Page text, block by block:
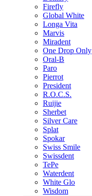
Firefly
Global White
Longa Vita
Marvis
Miradent
One Drop Only
Oral-B
Paro
Pierrot
President
R.O.C.S.
Ruijie
Sherbet
Silver Care
Splat
Spokar
Swiss Smile
Swissdent
TePe
Waterdent
White Glo
Wisdom